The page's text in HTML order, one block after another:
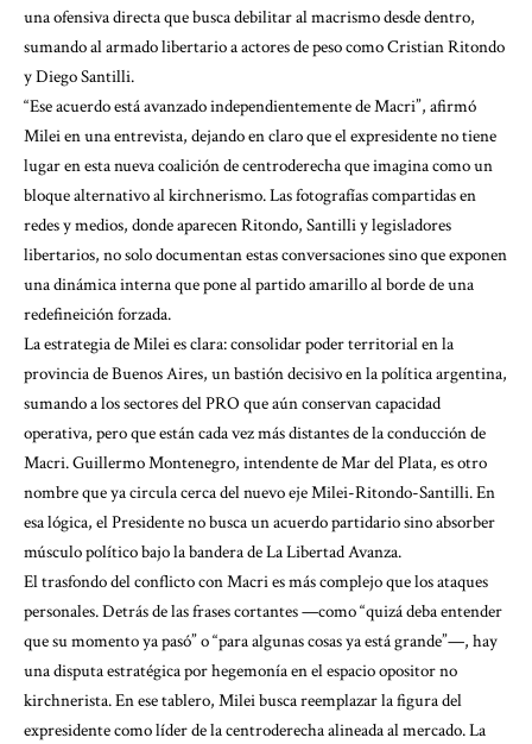
una ofensiva directa que busca debilitar al macrismo desde dentro,
sumando al armado libertario a actores de peso como Cristian Ritondo
y Diego Santilli.
“Ese acuerdo está avanzado independientemente de Macri”, afirmó
Milei en una entrevista, dejando en claro que el expresidente no tiene
lugar en esta nueva coalición de centroderecha que imagina como un
bloque alternativo al kirchnerismo. Las fotografías compartidas en
redes y medios, donde aparecen Ritondo, Santilli y legisladores
libertarios, no solo documentan estas conversaciones sino que exponen
una dinámica interna que pone al partido amarillo al borde de una
redefineición forzada.
La estrategia de Milei es clara: consolidar poder territorial en la
provincia de Buenos Aires, un bastión decisivo en la política argentina,
sumando a los sectores del PRO que aún conservan capacidad
operativa, pero que están cada vez más distantes de la conducción de
Macri. Guillermo Montenegro, intendente de Mar del Plata, es otro
nombre que ya circula cerca del nuevo eje Milei-Ritondo-Santilli. En
esa lógica, el Presidente no busca un acuerdo partidario sino absorber
músculo político bajo la bandera de La Libertad Avanza.
El trasfondo del conflicto con Macri es más complejo que los ataques
personales. Detrás de las frases cortantes —como “quizá deba entender
que su momento ya pasó” o “para algunas cosas ya está grande”—, hay
una disputa estratégica por hegemonía en el espacio opositor no
kirchnerista. En ese tablero, Milei busca reemplazar la figura del
expresidente como líder de la centroderecha alineada al mercado. La